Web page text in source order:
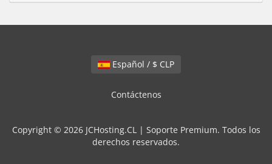
Español / $ CLP
Contáctenos
Copyright © 2026 JCHosting.CL | Soporte Premium. Todos los
derechos reservados.